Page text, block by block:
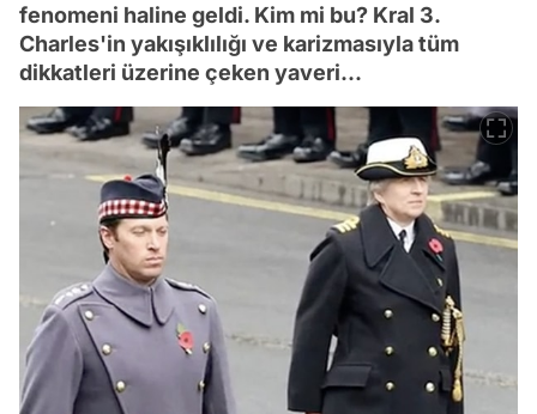
fenomeni haline geldi. Kim mi bu? Kral 3.
Charles'in yakışıklılığı ve karizmasıyla tüm
dikkatleri üzerine çeken yaveri...